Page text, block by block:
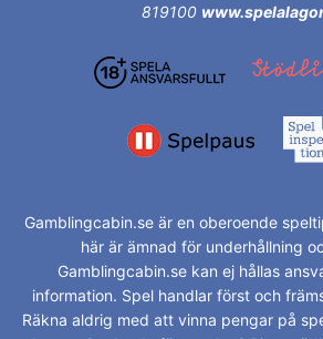
819100
Gamblingcabin.se är en oberoende
här är ämnad för underhållning
Gamblingcabin.se kan ej hållas
information. Spel handlar först och
Räkna aldrig med att vinna pengar på